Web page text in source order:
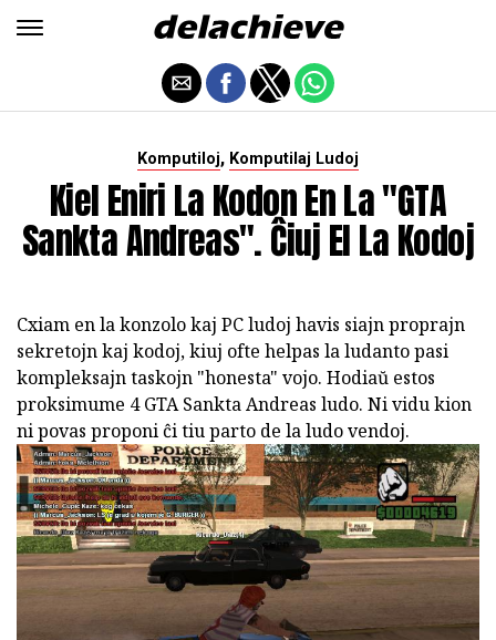
Komputiloj, Komputilaj Ludoj
Kiel Eniri La Kodon En La "GTA
Sankta Andreas". Ĉiuj El La Kodoj
Cxiam en la konzolo kaj PC ludoj havis siajn proprajn
sekretojn kaj kodoj, kiuj ofte helpas la ludanto pasi
kompleksajn taskojn "honesta" vojo. Hodiaŭ estos
proksimume 4 GTA Sankta Andreas ludo. Ni vidu kion
ni povas proponi ĉi tiu parto de la ludo vendoj.